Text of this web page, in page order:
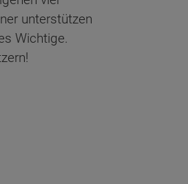
unterstützen
Wichtige.